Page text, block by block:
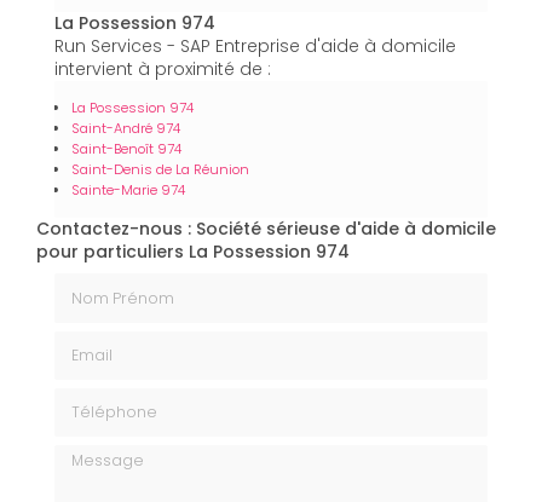
La Possession 974
Run Services - SAP Entreprise d'aide à domicile
intervient à proximité de :
La Possession 974
Saint-André 974
Saint-Benoît 974
Saint-Denis de La Réunion
Sainte-Marie 974
Contactez-nous : Société sérieuse d'aide à domicile
pour particuliers La Possession 974
Message